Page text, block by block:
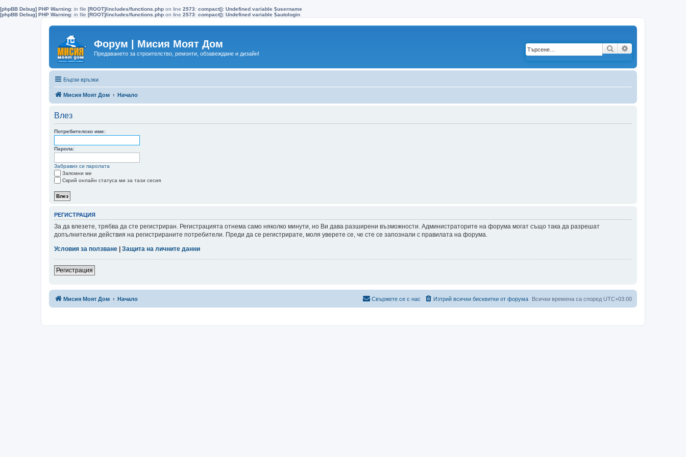
[phpBB Debug] PHP Warning: in file [ROOT]/includes/functions.php on line 2573: compact(): Undefined variable $username
[phpBB Debug] PHP Warning: in file [ROOT]/includes/functions.php on line 2573: compact(): Undefined variable $autologin
Форум | Мисия Моят Дом
Предаването за строителство, ремонти, обзавеждане и дизайн! Търсене
Бързи връзки
Мисия Моят Дом Начало
Влез
Потребителско име:
Парола:
Забравих си паролата
Запомни ме
Скрий онлайн статуса ми за тази сесия
РЕГИСТРАЦИЯ
За да влезете, трябва да сте регистриран. Регистрацията отнема само няколко минути, но Ви дава разширени възможности. Администраторите на форума могат също така да разрешат
допълнителни действия на регистрираните потребители. Преди да се регистрирате, моля уверете се, че сте се запознали с правилата на форума.
Условия за ползване
Защита на личните данни
Регистрация
Мисия Моят Дом Начало Всички времена са според UTC+03:00
Изтрий всички бисквитки от форума
Свържете се с нас